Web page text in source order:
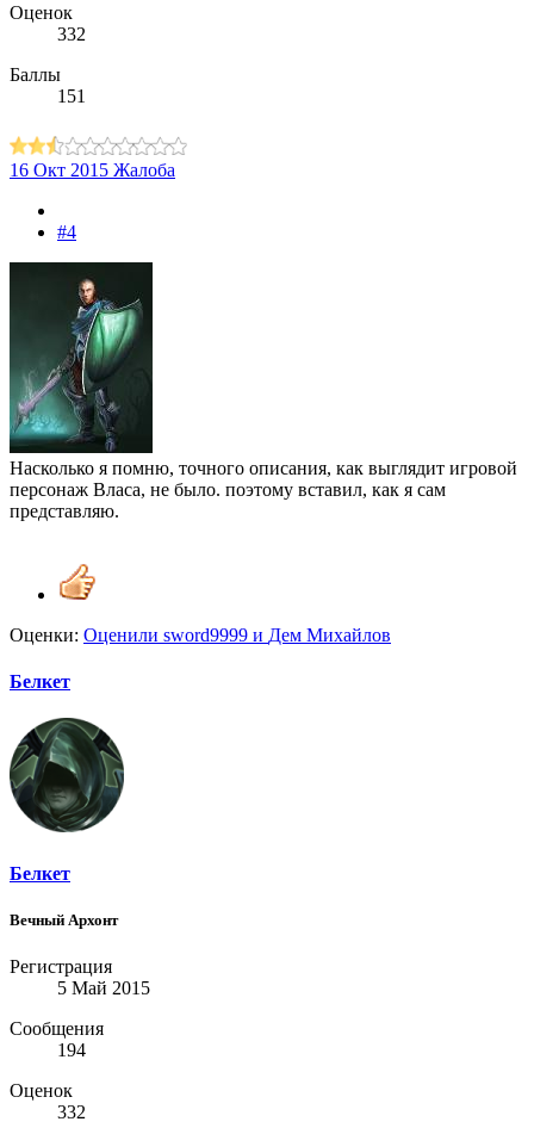
Оценок
332
Баллы
151
16 Окт 2015 Жалоба
#4
Насколько я помню, точного описания, как выглядит игровой
персонаж Власа, не было. поэтому вставил, как я сам
представляю.
Оценки: Оценили sword9999 и Дем Михайлов
Белкет
Белкет
Вечный Архонт
Регистрация
5 Май 2015
Сообщения
194
Оценок
332